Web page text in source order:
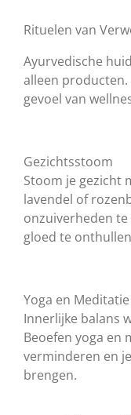
Rituelen van
Ayurvedische
alleen
gevoel van
Gezichtsstoom
Stoom je gezicht
lavendel of
onzuiverheden
gloed te
Yoga en Meditatie
Innerlijke balans
Beoefen yoga en
verminderen en
brengen.